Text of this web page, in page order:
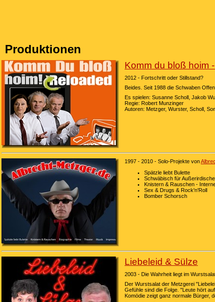
Produktionen
Komm du bloß hoim
2012 - Fortschritt oder Stillstand?
Beides. Seit 1988 die Schwaben
Es spielen: Susanne Scholl, Jakob
Regie: Robert Munzinger
Autoren: Metzger, Wurster, Scholl,
1997 - 2010 - Solo-Projekte von
Spätzle liebt Bulette
Schwäbisch für
Knistern & Rauschen -
Sex & Drugs & Rock'n'Roll
Bomber Schorsch
Liebeleid & Sülze
2003 - Die Wahrheit liegt im
Der Wurstsalat der Metzgerei
Gefühle sind die Folge. "Leute hört
Komödie zeigt ganz normale Bürger,